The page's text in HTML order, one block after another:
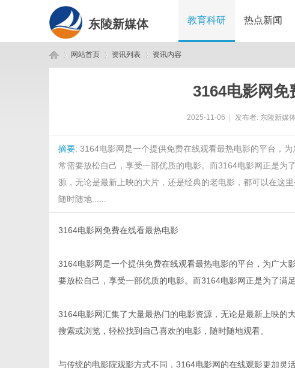
东陵新媒体 教育科研 热点新闻
网站首页 资讯列表 资讯内容
3164电影网免
2025-11-06 发布者: 东陵新媒体
摘要: 3164电影网是一个提供免费在线观看最热电影的平台，
常需要放松自己，享受一部优质的电影。而3164电影网正是为
源，无论是最新上映的大片，还是经典的老电影，都可以在这
随时随地......
3164电影网免费在线看最热电影
3164电影网是一个提供免费在线观看最热电影的平台，为广大
要放松自己，享受一部优质的电影。而3164电影网正是为了满
3164电影网汇集了大量最热门的电影资源，无论是最新上映的
搜索或浏览，轻松找到自己喜欢的电影，随时随地观看。
与传统的电影院观影方式不同，3164电影网的在线观影更加灵